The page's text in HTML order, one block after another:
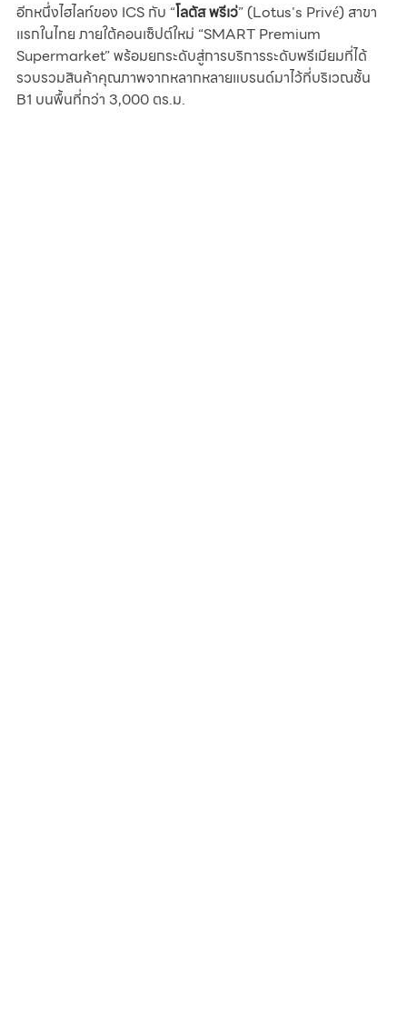
อีกหนึ่งไฮไลท์ของ ICS กับ “โลตัส พรีเว่” (Lotus's Privé) สาขา
แรกในไทย ภายใต้คอนเซ็ปต์ใหม่ “SMART Premium
Supermarket” พร้อมยกระดับสู่การบริการระดับพรีเมียมที่ได้
รวบรวมสินค้าคุณภาพจากหลากหลายแบรนด์มาไว้ที่บริเวณชั้น
B1 บนพื้นที่กว่า 3,000 ตร.ม.